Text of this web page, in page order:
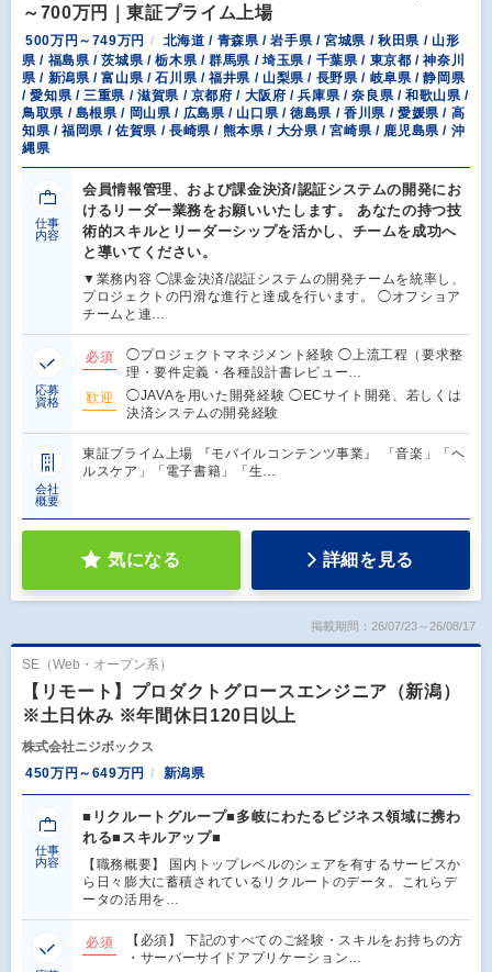
～700万円｜東証プライム上場
500万円～749万円
北海道 / 青森県 / 岩手県 / 宮城県 / 秋田県 / 山形
県 / 福島県 / 茨城県 / 栃木県 / 群馬県 / 埼玉県 / 千葉県 / 東京都 / 神奈川
県 / 新潟県 / 富山県 / 石川県 / 福井県 / 山梨県 / 長野県 / 岐阜県 / 静岡県
/ 愛知県 / 三重県 / 滋賀県 / 京都府 / 大阪府 / 兵庫県 / 奈良県 / 和歌山県 /
鳥取県 / 島根県 / 岡山県 / 広島県 / 山口県 / 徳島県 / 香川県 / 愛媛県 / 高
知県 / 福岡県 / 佐賀県 / 長崎県 / 熊本県 / 大分県 / 宮崎県 / 鹿児島県 / 沖
縄県
仕事
内容
会員情報管理、および課金決済/認証システムの開発にお
けるリーダー業務をお願いいたします。 あなたの持つ技
術的スキルとリーダーシップを活かし、チームを成功へ
と導いてください。
▼業務内容 ◯課金決済/認証システムの開発チームを統率し、
プロジェクトの円滑な進行と達成を行います。 ◯オフショア
チームと連…
応募
資格
必須
◯プロジェクトマネジメント経験 ◯上流工程（要求整
理・要件定義・各種設計書レビュー…
歓迎
◯JAVAを用いた開発経験 ◯ECサイト開発、若しくは
決済システムの開発経験
会社
概要
東証プライム上場 『モバイルコンテンツ事業』 「音楽」「ヘ
ルスケア」「電子書籍」「生…
気になる 詳細を見る
掲載期間：26/07/23～26/08/17
SE（Web・オープン系）
【リモート】プロダクトグロースエンジニア（新潟）
※土日休み ※年間休日120日以上
株式会社ニジボックス
450万円～649万円
新潟県
仕事
内容
■リクルートグループ■多岐にわたるビジネス領域に携わ
れる■スキルアップ■
【職務概要】 国内トップレベルのシェアを有するサービスか
ら日々膨大に蓄積されているリクルートのデータ。これらデ
ータの活用を…
必須
【必須】 下記のすべてのご経験・スキルをお持ちの方
・サーバーサイドアプリケーション…